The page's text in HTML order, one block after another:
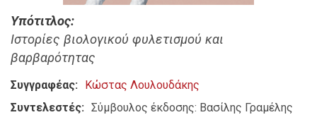
Υπότιτλος
Ιστορίες βιολογικού φυλετισμού και
βαρβαρότητας
Συγγραφέας
Κώστας Λουλουδάκης
Συντελεστές
Σύμβουλος έκδοσης: Βασίλης Γραμέλης